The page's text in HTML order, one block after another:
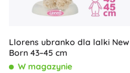
Llorens ubranko dla lalki New
Born 43–45 cm
W magazynie